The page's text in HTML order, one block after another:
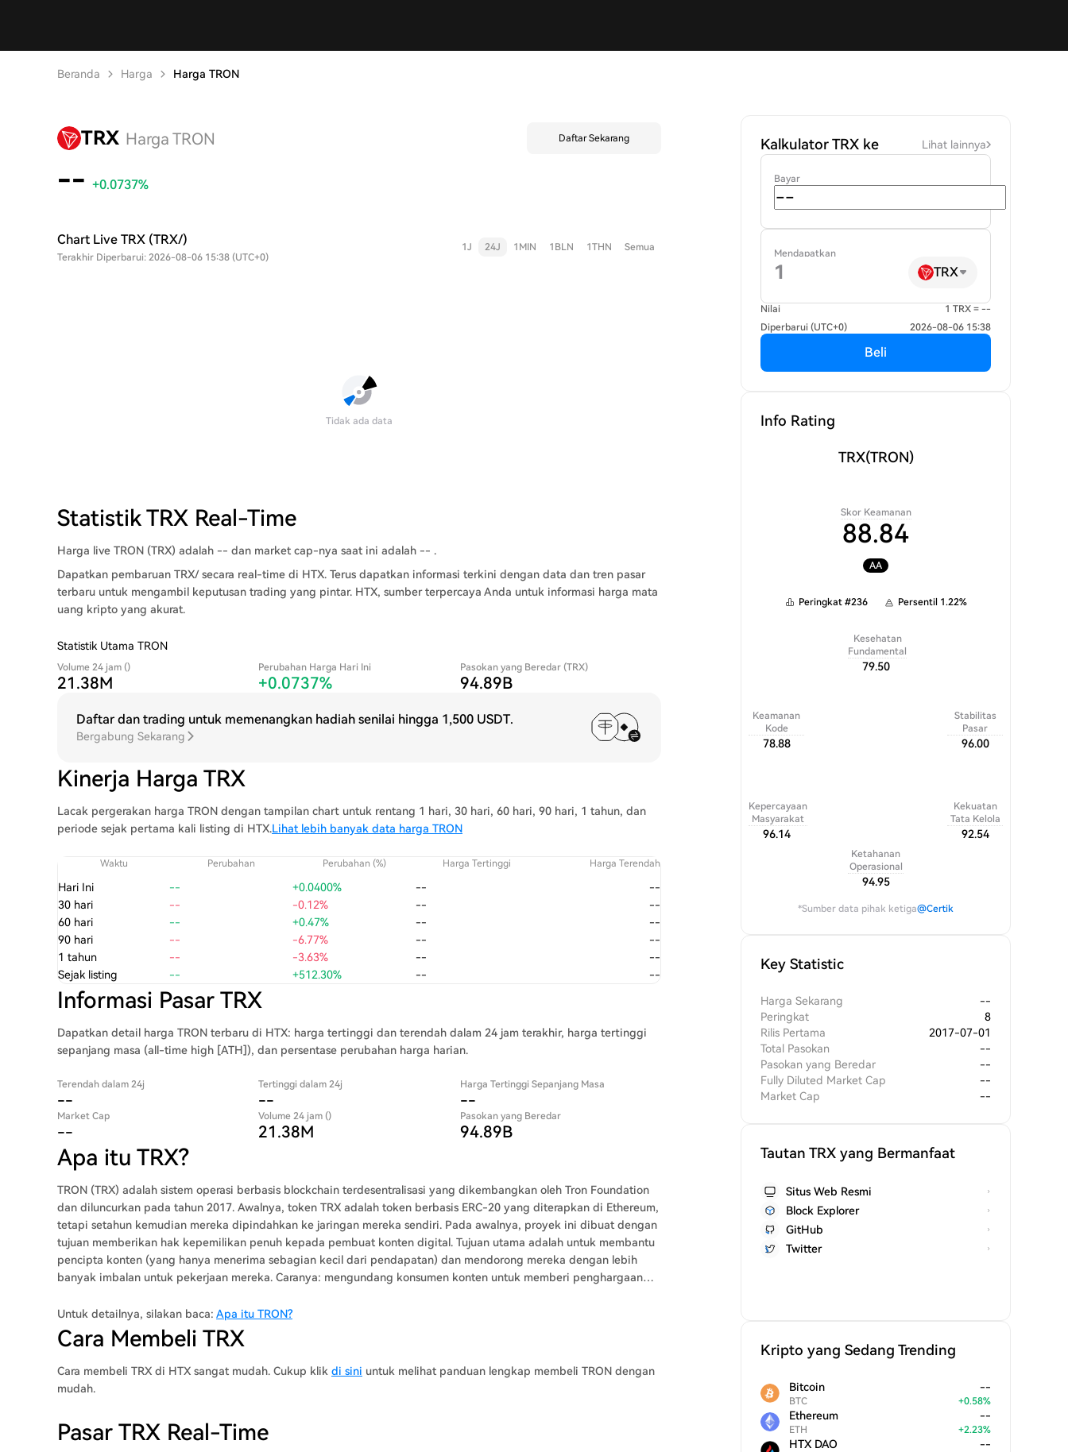
Beranda Harga Harga TRON
TRX Harga TRON Daftar Sekarang
-- +0.0737%
Chart Live TRX (TRX/)
Terakhir Diperbarui: 2026-08-06 15:38 (UTC+0)
1J 24J 1MIN 1BLN 1THN Semua
Tidak ada data
Statistik TRX Real-Time
Harga live TRON (TRX) adalah -- dan market cap-nya saat ini adalah -- .
Dapatkan pembaruan TRX/ secara real-time di HTX. Terus dapatkan informasi terkini dengan data dan tren pasar
terbaru untuk mengambil keputusan trading yang pintar. HTX, sumber terpercaya Anda untuk informasi harga mata
uang kripto yang akurat.
Statistik Utama TRON
Volume 24 jam ()
21.38M
Perubahan Harga Hari Ini
+0.0737%
Pasokan yang Beredar (TRX)
94.89B
Daftar dan trading untuk memenangkan hadiah senilai hingga 1,500 USDT.
Bergabung Sekarang
Kinerja Harga TRX
Lacak pergerakan harga TRON dengan tampilan chart untuk rentang 1 hari, 30 hari, 60 hari, 90 hari, 1 tahun, dan
periode sejak pertama kali listing di HTX.Lihat lebih banyak data harga TRON
Waktu Perubahan Perubahan (%) Harga Tertinggi Harga Terendah
Hari Ini -- +0.0400% --
--
30 hari
-- -0.12% --
--
60 hari
-- +0.47% --
--
90 hari
-- -6.77% --
--
1 tahun
-- -3.63% --
--
Sejak listing
-- +512.30% -- --
Informasi Pasar TRX
Dapatkan detail harga TRON terbaru di HTX: harga tertinggi dan terendah dalam 24 jam terakhir, harga tertinggi
sepanjang masa (all-time high [ATH]), dan persentase perubahan harga harian.
Terendah dalam 24j
--
Tertinggi dalam 24j
--
Harga Tertinggi Sepanjang Masa
--
Market Cap
--
Volume 24 jam ()
21.38M
Pasokan yang Beredar
94.89B
Apa itu TRX?
TRON (TRX) adalah sistem operasi berbasis blockchain terdesentralisasi yang dikembangkan oleh Tron Foundation
dan diluncurkan pada tahun 2017. Awalnya, token TRX adalah token berbasis ERC-20 yang diterapkan di Ethereum,
tetapi setahun kemudian mereka dipindahkan ke jaringan mereka sendiri. Pada awalnya, proyek ini dibuat dengan
tujuan memberikan hak kepemilikan penuh kepada pembuat konten digital. Tujuan utama adalah untuk membantu
pencipta konten (yang hanya menerima sebagian kecil dari pendapatan) dan mendorong mereka dengan lebih
banyak imbalan untuk pekerjaan mereka. Caranya: mengundang konsumen konten untuk memberi penghargaan
lunak TRON mendukung kontrak pintar, berbagai jenis sistem blockchain, dan aplikasi terdesentralisasi yang dikenal
sebagai dApps. Platform cryptocurrency ini menggunakan model transaksi yang mirip dengan Bitcoin (BTC), yaitu
UTXO. Transaksi berlangsung di buku besar publik, di mana pengguna dapat melacak riwayat operasi. Oleh karena
itu, platform ini dibangun untuk menciptakan Internet terdesentralisasi dan berfungsi sebagai alat bagi
pengembang untuk membuat dApps, bertindak sebagai alternatif untuk Ethereum. Siapa pun dapat membuat
biaya transaksi adalah keuntungan yang tak terbantahkan dari TRON.
Untuk detailnya, silakan baca: Apa itu TRON?
Cara Membeli TRX
Cara membeli TRX di HTX sangat mudah. Cukup klik di sini untuk melihat panduan lengkap membeli TRON dengan
mudah.
Pasar TRX Real-Time
Kalkulator TRX ke Lihat lainnya
Bayar
Mendapatkan
TRX
Nilai
1 TRX = --
Diperbarui (UTC+0)
2026-08-06 15:38
Beli
Info Rating
TRX(TRON)
Skor Keamanan
88.84
AA
Peringkat #236 Persentil 1.22%
Kesehatan
Fundamental
79.50
Keamanan
Kode
78.88
Kepercayaan
Masyarakat
96.14
Ketahanan
Operasional
94.95
Kekuatan
Tata Kelola
92.54
Stabilitas
Pasar
96.00
*Sumber data pihak ketiga@Certik
Key Statistic
Harga Sekarang
--
Peringkat
8
Rilis Pertama
2017-07-01
Total Pasokan
--
Pasokan yang Beredar
--
Fully Diluted Market Cap
--
Market Cap
--
Tautan TRX yang Bermanfaat
Situs Web Resmi
Block Explorer
GitHub
Twitter
Kripto yang Sedang Trending
Bitcoin
BTC
--
+0.58%
Ethereum
ETH
--
+2.23%
HTX DAO --